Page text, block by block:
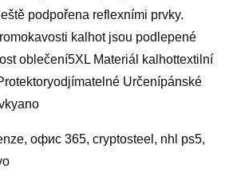
podpořena reflexními prvky.
kalhot jsou podlepené
oblečení5XL Materiál kalhottextilní
Určenípánské
офис 365, cryptosteel, nhl ps5,